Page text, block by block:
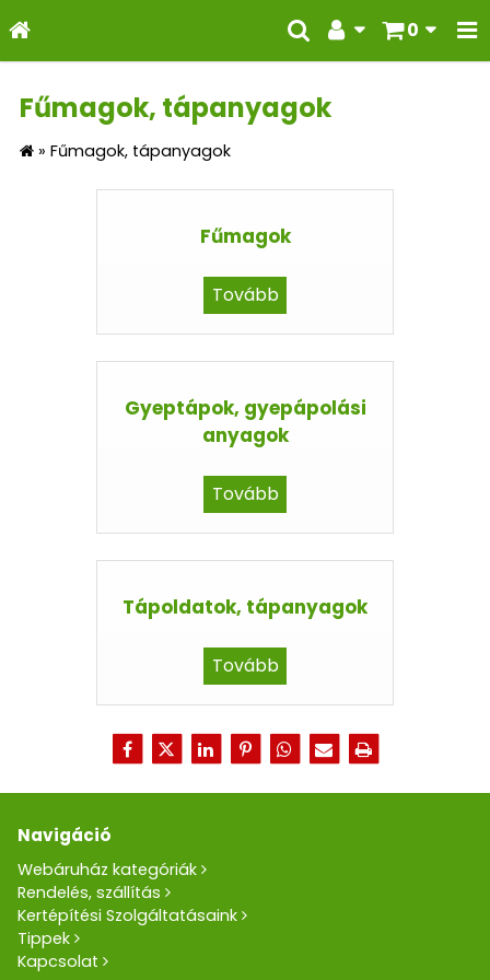
0
Fűmagok, tápanyagok
» Fűmagok, tápanyagok
Fűmagok
Tovább
Gyeptápok, gyepápolási
anyagok
Tovább
Tápoldatok, tápanyagok
Tovább
Navigáció
Webáruház kategóriák
Rendelés, szállítás
Kertépítési Szolgáltatásaink
Tippek
Kapcsolat